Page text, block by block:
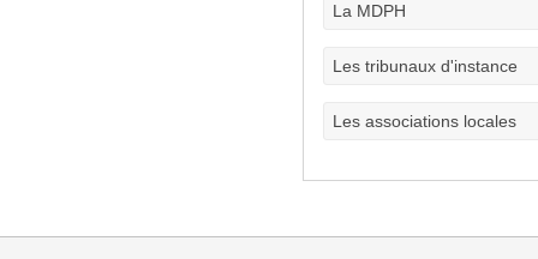
La MDPH
Les tribunaux d'instance
Les associations locales